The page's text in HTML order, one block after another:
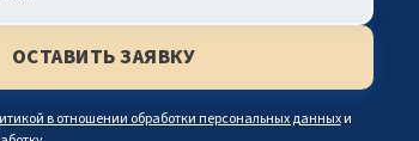
в отношении обработки персональных данныхи